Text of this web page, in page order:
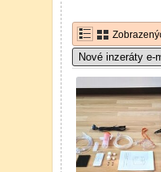
Nové inzeráty e-